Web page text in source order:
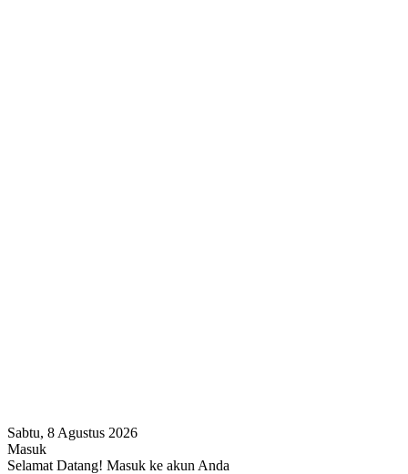
Sabtu, 8 Agustus 2026
Masuk
Selamat Datang! Masuk ke akun Anda